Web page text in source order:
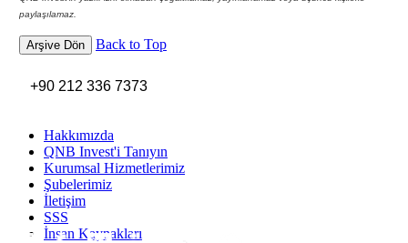
paylaşılamaz.
Arşive Dön Back to Top
+90 212 336 7373
Hakkımızda
QNB Invest'i Tanıyın
Kurumsal Hizmetlerimiz
Şubelerimiz
İletişim
SSS
İnsan Kaynakları